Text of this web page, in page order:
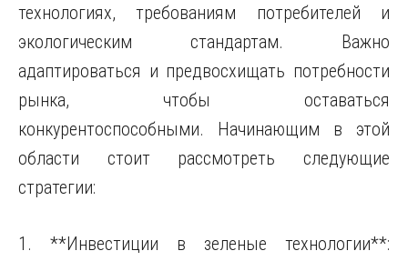
технологиях, требованиям потребителей и
экологическим стандартам. Важно
адаптироваться и предвосхищать потребности
рынка, чтобы оставаться
конкурентоспособными. Начинающим в этой
области стоит рассмотреть следующие
стратегии:
1. **Инвестиции в зеленые технологии**: